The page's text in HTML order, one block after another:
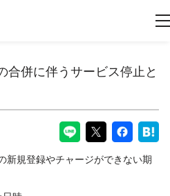
合併に伴うサービス停止と
新規登録やチャージができない期